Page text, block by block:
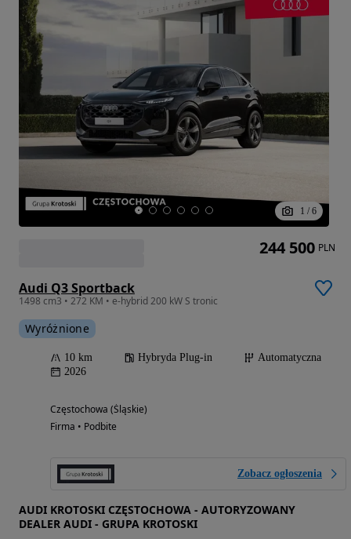
1 / 6
Audi Q3 Sportback
1498 cm3 • 272 KM • e-hybrid 200 kW S tronic
Wyróżnione
10 km Hybryda Plug-in
Automatyczna
2026
Częstochowa (Śląskie)
Firma • Podbite
Zobacz ogłoszenia
AUDI KROTOSKI CZĘSTOCHOWA - AUTORYZOWANY
DEALER AUDI - GRUPA KROTOSKI
244 500 PLN